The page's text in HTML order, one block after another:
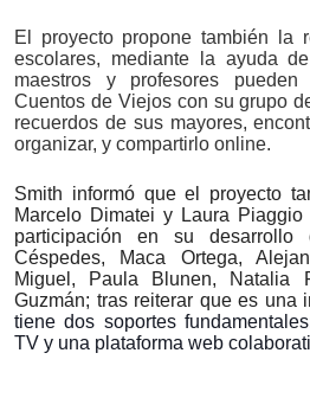
El proyecto propone también la
escolares, mediante la ayuda
maestros y profesores
Cuentos de Viejos con su grupo
recuerdos de sus mayores,
organizar, y compartirlo online.
Smith informó que el proyecto
Marcelo Dimatei y Laura
participación en su
Céspedes, Maca Ortega,
Miguel, Paula Blunen, Natalia
Guzmán; tras reiterar que es una
tiene dos soportes
TV y una plataforma web